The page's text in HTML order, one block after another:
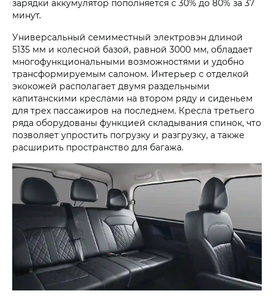
зарядки аккумулятор пополняется с 30% до 80% за 37
минут.
Универсальный семиместный электровэн длиной
5135 мм и колесной базой, равной 3000 мм, обладает
многофункциональными возможностями и удобно
трансформируемым салоном. Интерьер с отделкой
экокожей располагает двумя раздельными
капитанскими креслами на втором ряду и сиденьем
для трех пассажиров на последнем. Кресла третьего
ряда оборудованы функцией складывания спинок, что
позволяет упростить погрузку и разгрузку, а также
расширить пространство для багажа.